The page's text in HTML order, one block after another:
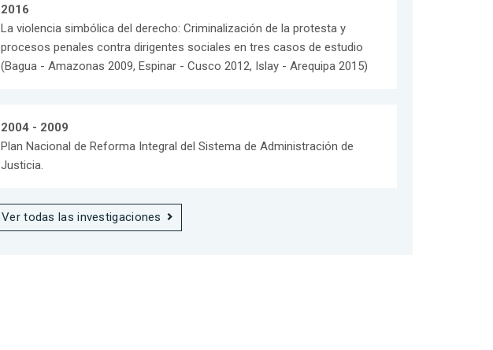
2016
La violencia simbólica del derecho: Criminalización de la protesta y
procesos penales contra dirigentes sociales en tres casos de estudio
(Bagua - Amazonas 2009, Espinar - Cusco 2012, Islay - Arequipa 2015)
2004 - 2009
Plan Nacional de Reforma Integral del Sistema de Administración de
Justicia.
Ver todas las investigaciones